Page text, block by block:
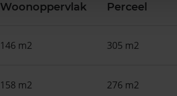
Woonoppervlak Perceel
146 m2 305 m2
158 m2 276 m2